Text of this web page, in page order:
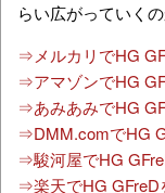
らい広がっていく
⇒メルカリでHG
⇒アマゾンでHG
⇒あみあみでHG
⇒DMM.comでHG
⇒駿河屋でHG
⇒楽天でHG GFreD